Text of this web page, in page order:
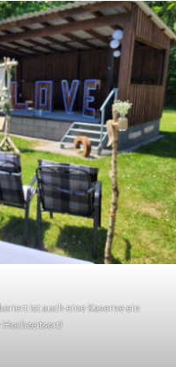
ist auch eine Kaserne ein